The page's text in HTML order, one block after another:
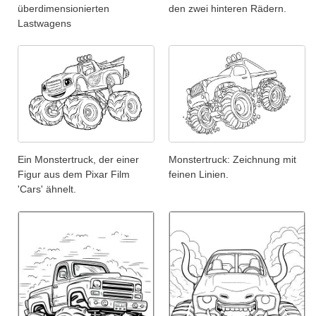
überdimensionierten
Lastwagens
den zwei hinteren Rädern.
Ein Monstertruck, der einer
Figur aus dem Pixar Film
'Cars' ähnelt.
Monstertruck: Zeichnung mit
feinen Linien.